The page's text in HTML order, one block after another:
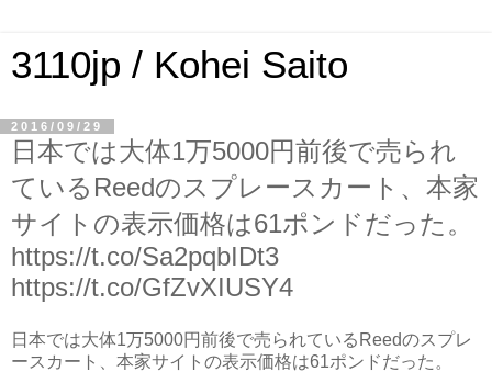
3110jp / Kohei Saito
2016/09/29
日本では大体1万5000円前後で売られ
ているReedのスプレースカート、本家
サイトの表示価格は61ポンドだった。
https://t.co/Sa2pqbIDt3
https://t.co/GfZvXIUSY4
日本では大体1万5000円前後で売られているReedのスプレ
ースカート、本家サイトの表示価格は61ポンドだった。